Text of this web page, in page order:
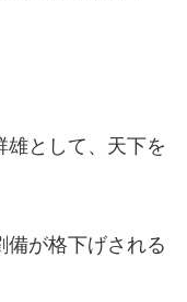
雄として、天下を
備が格下げされる